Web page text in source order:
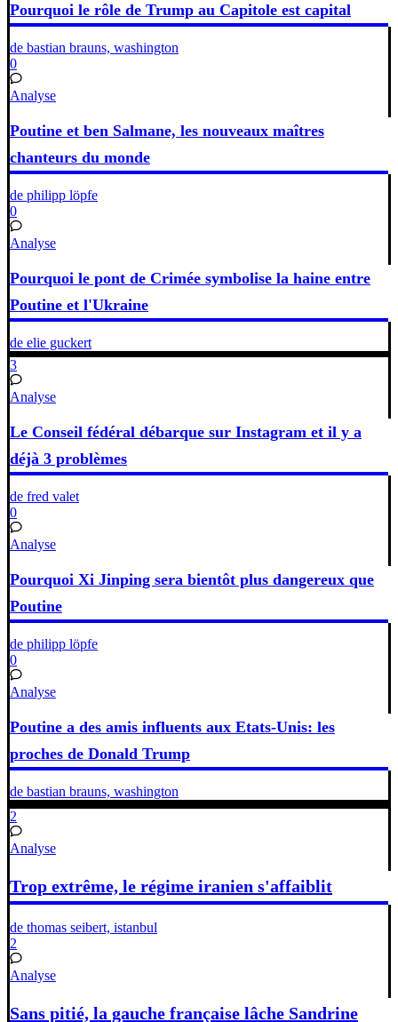
Pourquoi le rôle de Trump au Capitole est capital
de bastian brauns, washington
0
Analyse
Poutine et ben Salmane, les nouveaux maîtres
chanteurs du monde
de philipp löpfe
0
Analyse
Pourquoi le pont de Crimée symbolise la haine entre
Poutine et l'Ukraine
de elie guckert
3
Analyse
Le Conseil fédéral débarque sur Instagram et il y a
déjà 3 problèmes
de fred valet
0
Analyse
Pourquoi Xi Jinping sera bientôt plus dangereux que
Poutine
de philipp löpfe
0
Analyse
Poutine a des amis influents aux Etats-Unis: les
proches de Donald Trump
de bastian brauns, washington
2
Analyse
Trop extrême, le régime iranien s'affaiblit
de thomas seibert, istanbul
2
Analyse
Sans pitié, la gauche française lâche Sandrine